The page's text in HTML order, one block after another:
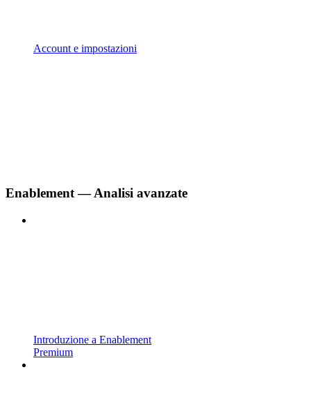
Account e impostazioni
Enablement — Analisi avanzate
Introduzione a Enablement
Premium